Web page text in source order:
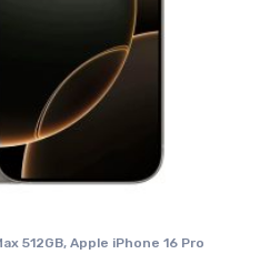
512GB, Apple iPhone 16 Pro